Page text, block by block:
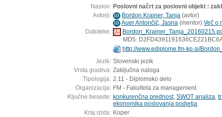
Naslov: Poslovni načrt za poslovni objekt :
Avtorji: ID Bordon Krainer, Tanja (avtor)
ID Auer Antončič, Jasna (mentor) Več o
Datoteke:
MD5:
http://www.ediplome.fm-kp.si/
Jezik: Slovenski jezik
Vrsta gradiva: Zaključna naloga
Tipologija: 2.11 - Diplomsko delo
Organizacija: FM - Fakulteta za management
Ključne besede: konkurenčna prednost, SWOT analiza
ekonomika poslovanja podjetja
Kraj izida: Koper